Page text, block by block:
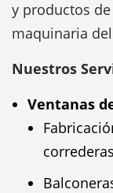
y productos
maquinaria
Nuestros
Ventanas